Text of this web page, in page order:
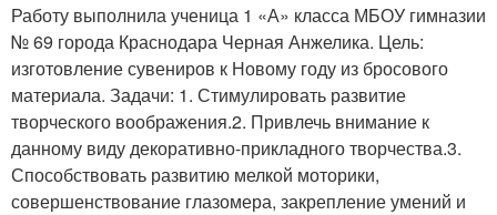
Работу выполнила ученица 1 «А» класса МБОУ гимназии
№ 69 города Краснодара Черная Анжелика. Цель:
изготовление сувениров к Новому году из бросового
материала. Задачи: 1. Стимулировать развитие
творческого воображения.2. Привлечь внимание к
данному виду декоративно-прикладного творчества.3.
Способствовать развитию мелкой моторики,
совершенствование глазомера, закрепление умений и